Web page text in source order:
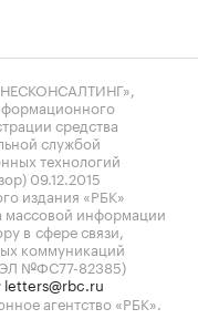
средства
службой
технологий
09.12.2015
издания «РБК»
массовой информации
в сфере связи,
коммуникаций
ЭЛ №ФС77-82385)
letters@rbc.ru
агентство «РБК».